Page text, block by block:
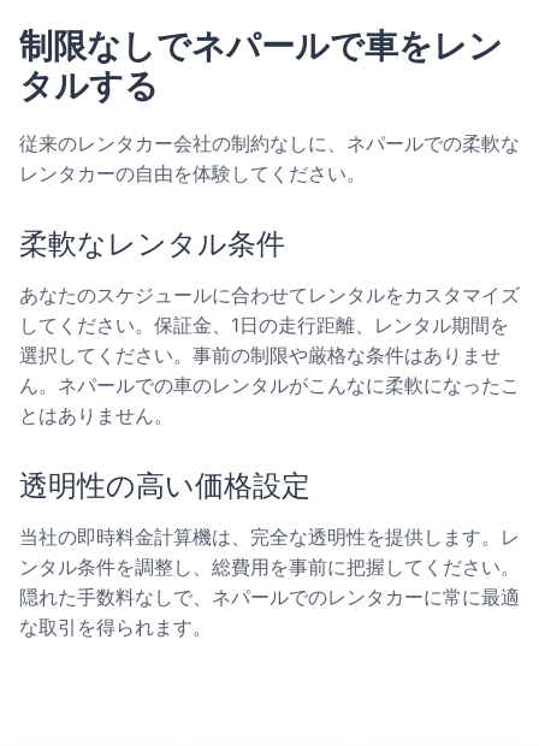
制限なしでネパールで車をレン
タルする
従来のレンタカー会社の制約なしに、ネパールでの柔軟な
レンタカーの自由を体験してください。
柔軟なレンタル条件
あなたのスケジュールに合わせてレンタルをカスタマイズ
してください。保証金、1日の走行距離、レンタル期間を
選択してください。事前の制限や厳格な条件はありませ
ん。ネパールでの車のレンタルがこんなに柔軟になったこ
とはありません。
透明性の高い価格設定
当社の即時料金計算機は、完全な透明性を提供します。レ
ンタル条件を調整し、総費用を事前に把握してください。
隠れた手数料なしで、ネパールでのレンタカーに常に最適
な取引を得られます。